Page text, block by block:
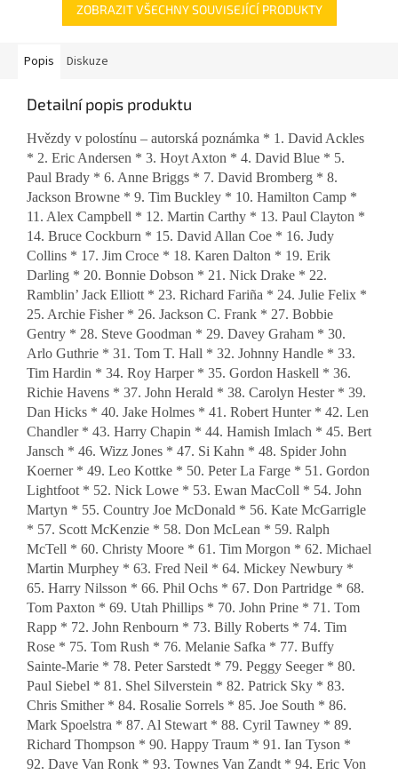
ZOBRAZIT VŠECHNY SOUVISEJÍCÍ PRODUKTY
Popis Diskuze
Detailní popis produktu
Hvězdy v polostínu – autorská poznámka * 1. David Ackles
* 2. Eric Andersen * 3. Hoyt Axton * 4. David Blue * 5.
Paul Brady * 6. Anne Briggs * 7. David Bromberg * 8.
Jackson Browne * 9. Tim Buckley * 10. Hamilton Camp *
11. Alex Campbell * 12. Martin Carthy * 13. Paul Clayton *
14. Bruce Cockburn * 15. David Allan Coe * 16. Judy
Collins * 17. Jim Croce * 18. Karen Dalton * 19. Erik
Darling * 20. Bonnie Dobson * 21. Nick Drake * 22.
Ramblin’ Jack Elliott * 23. Richard Fariña * 24. Julie Felix *
25. Archie Fisher * 26. Jackson C. Frank * 27. Bobbie
Gentry * 28. Steve Goodman * 29. Davey Graham * 30.
Arlo Guthrie * 31. Tom T. Hall * 32. Johnny Handle * 33.
Tim Hardin * 34. Roy Harper * 35. Gordon Haskell * 36.
Richie Havens * 37. John Herald * 38. Carolyn Hester * 39.
Dan Hicks * 40. Jake Holmes * 41. Robert Hunter * 42. Len
Chandler * 43. Harry Chapin * 44. Hamish Imlach * 45. Bert
Jansch * 46. Wizz Jones * 47. Si Kahn * 48. Spider John
Koerner * 49. Leo Kottke * 50. Peter La Farge * 51. Gordon
Lightfoot * 52. Nick Lowe * 53. Ewan MacColl * 54. John
Martyn * 55. Country Joe McDonald * 56. Kate McGarrigle
* 57. Scott McKenzie * 58. Don McLean * 59. Ralph
McTell * 60. Christy Moore * 61. Tim Morgon * 62. Michael
Martin Murphey * 63. Fred Neil * 64. Mickey Newbury *
65. Harry Nilsson * 66. Phil Ochs * 67. Don Partridge * 68.
Tom Paxton * 69. Utah Phillips * 70. John Prine * 71. Tom
Rapp * 72. John Renbourn * 73. Billy Roberts * 74. Tim
Rose * 75. Tom Rush * 76. Melanie Safka * 77. Buffy
Sainte-Marie * 78. Peter Sarstedt * 79. Peggy Seeger * 80.
Paul Siebel * 81. Shel Silverstein * 82. Patrick Sky * 83.
Chris Smither * 84. Rosalie Sorrels * 85. Joe South * 86.
Mark Spoelstra * 87. Al Stewart * 88. Cyril Tawney * 89.
Richard Thompson * 90. Happy Traum * 91. Ian Tyson *
92. Dave Van Ronk * 93. Townes Van Zandt * 94. Eric Von